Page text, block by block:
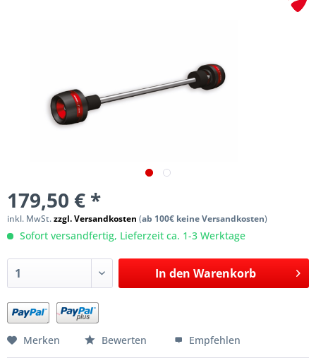
179,50 € *
inkl. MwSt.zzgl. Versandkosten (ab 100€ keine Versandkosten)
Sofort versandfertig, Lieferzeit ca. 1-3 Werktage
In den Warenkorb
Merken Bewerten Empfehlen